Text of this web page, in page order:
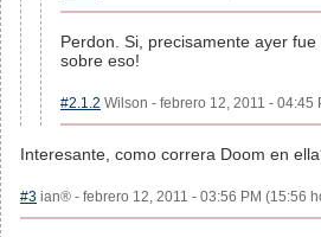
Perdon. Si, precisamente ayer
sobre eso!
#2.1.2 Wilson - febrero 12, 2011 - 04:45
Interesante, como correra Doom en
#3 ian® - febrero 12, 2011 - 03:56 PM (15:56